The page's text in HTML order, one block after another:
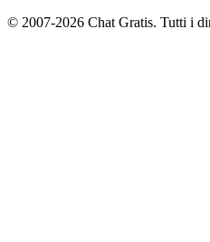
© 2007-2026 Chat Gratis. Tutti i